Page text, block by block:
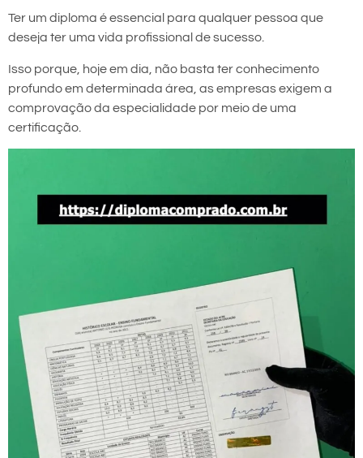
Ter um diploma é essencial para qualquer pessoa que
deseja ter uma vida profissional de sucesso.
Isso porque, hoje em dia, não basta ter conhecimento
profundo em determinada área, as empresas exigem a
comprovação da especialidade por meio de uma
certificação.